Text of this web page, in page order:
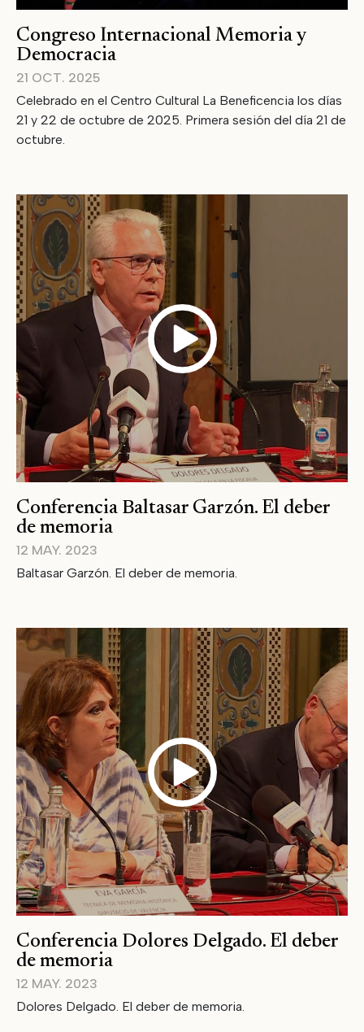
Congreso Internacional Memoria y
Democracia
21 OCT. 2025
Celebrado en el Centro Cultural La Beneficencia los días
21 y 22 de octubre de 2025. Primera sesión del día 21 de
octubre.
Conferencia Baltasar Garzón. El deber
de memoria
12 MAY. 2023
Baltasar Garzón. El deber de memoria.
Conferencia Dolores Delgado. El deber
de memoria
12 MAY. 2023
Dolores Delgado. El deber de memoria.